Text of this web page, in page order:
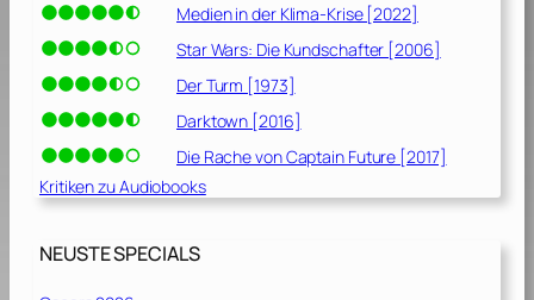
Medien in der Klima-Krise [2022]
Star Wars: Die Kundschafter [2006]
Der Turm [1973]
Darktown [2016]
Die Rache von Captain Future [2017]
Kritiken zu Audiobooks
NEUSTE SPECIALS